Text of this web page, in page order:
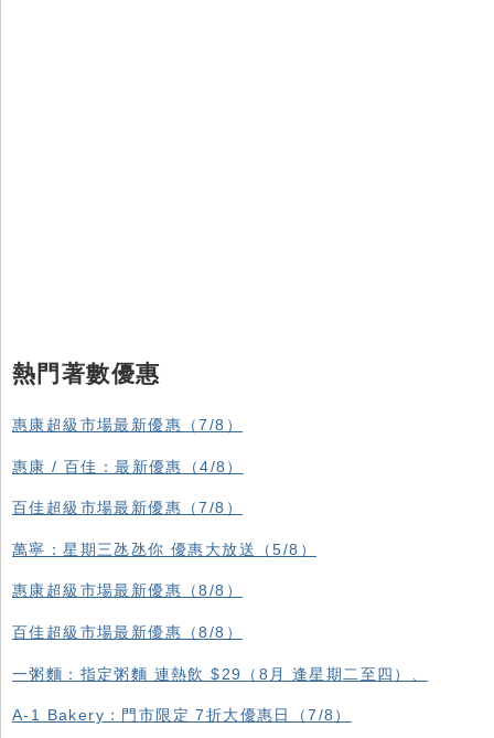
熱門著數優惠
惠康超級市場最新優惠（7/8）
惠康 / 百佳：最新優惠（4/8）
百佳超級市場最新優惠（7/8）
萬寧：星期三氹氹你 優惠大放送（5/8）
惠康超級市場最新優惠（8/8）
百佳超級市場最新優惠（8/8）
一粥麵：指定粥麵 連熱飲 $29（8月 逢星期二至四）、
A-1 Bakery：門市限定 7折大優惠日（7/8）